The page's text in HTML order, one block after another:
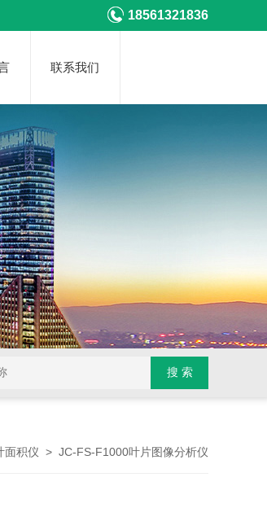
18561321836
联系我们
面积仪 > JC-FS-F1000叶片图像分析仪